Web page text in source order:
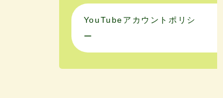
YouTubeアカウントポリシ
ー